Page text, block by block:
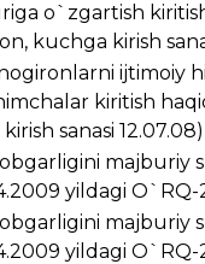
o`zgartish
kuchga kirish
ijtimoiy
kiritish
sanasi 12.07.08)
yildagi O`RQ-
yildagi O`RQ-